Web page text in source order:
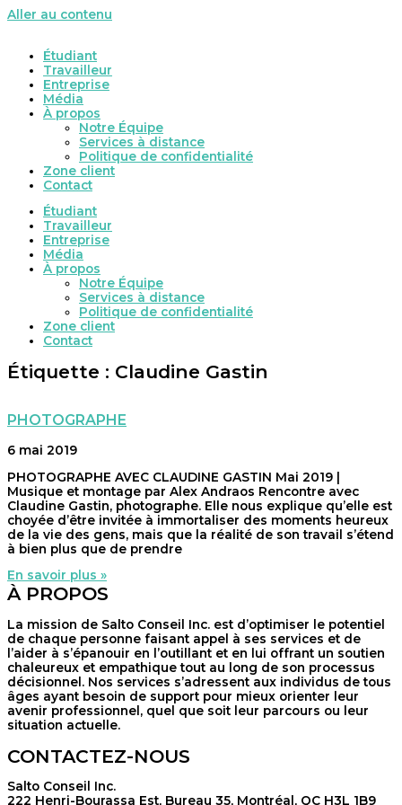
Aller au contenu
Étudiant
Travailleur
Entreprise
Média
À propos
Notre Équipe
Services à distance
Politique de confidentialité
Zone client
Contact
Étudiant
Travailleur
Entreprise
Média
À propos
Notre Équipe
Services à distance
Politique de confidentialité
Zone client
Contact
Étiquette : Claudine Gastin
PHOTOGRAPHE
6 mai 2019
PHOTOGRAPHE AVEC CLAUDINE GASTIN Mai 2019 |
Musique et montage par Alex Andraos Rencontre avec
Claudine Gastin, photographe. Elle nous explique qu’elle est
choyée d’être invitée à immortaliser des moments heureux
de la vie des gens, mais que la réalité de son travail s’étend
à bien plus que de prendre
En savoir plus »
À PROPOS
La mission de Salto Conseil Inc. est d’optimiser le potentiel
de chaque personne faisant appel à ses services et de
l’aider à s’épanouir en l’outillant et en lui offrant un soutien
chaleureux et empathique tout au long de son processus
décisionnel. Nos services s’adressent aux individus de tous
âges ayant besoin de support pour mieux orienter leur
avenir professionnel, quel que soit leur parcours ou leur
situation actuelle.
CONTACTEZ-NOUS
Salto Conseil Inc.
222 Henri-Bourassa Est, Bureau 35, Montréal, QC H3L 1B9